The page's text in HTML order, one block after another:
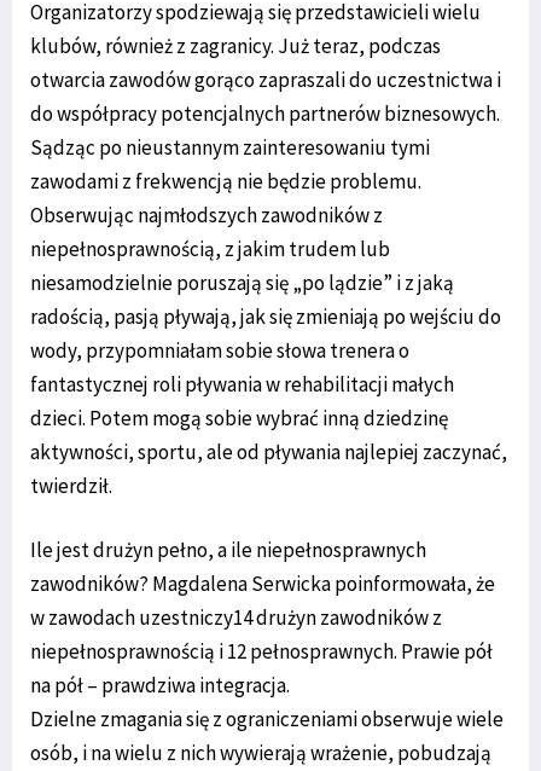
Organizatorzy spodziewają się przedstawicieli wielu
klubów, również z zagranicy. Już teraz, podczas
otwarcia zawodów gorąco zapraszali do uczestnictwa i
do współpracy potencjalnych partnerów biznesowych.
Sądząc po nieustannym zainteresowaniu tymi
zawodami z frekwencją nie będzie problemu.
Obserwując najmłodszych zawodników z
niepełnosprawnością, z jakim trudem lub
niesamodzielnie poruszają się „po lądzie” i z jaką
radością, pasją pływają, jak się zmieniają po wejściu do
wody, przypomniałam sobie słowa trenera o
fantastycznej roli pływania w rehabilitacji małych
dzieci. Potem mogą sobie wybrać inną dziedzinę
aktywności, sportu, ale od pływania najlepiej zaczynać,
twierdził.
Ile jest drużyn pełno, a ile niepełnosprawnych
zawodników? Magdalena Serwicka poinformowała, że
w zawodach uzestniczy14 drużyn zawodników z
niepełnosprawnością i 12 pełnosprawnych. Prawie pół
na pół – prawdziwa integracja.
Dzielne zmagania się z ograniczeniami obserwuje wiele
osób, i na wielu z nich wywierają wrażenie, pobudzają